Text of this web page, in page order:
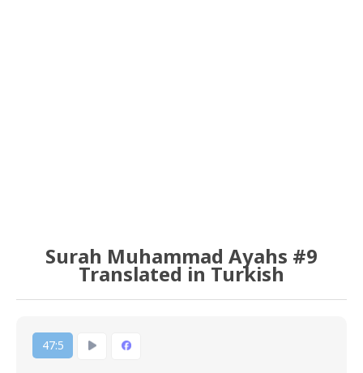
Surah Muhammad Ayahs #9
Translated in Turkish
47:5